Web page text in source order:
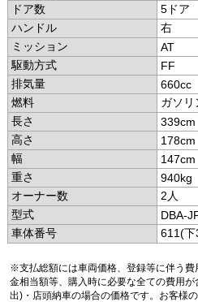
ドア数
5ドア
ハンドル
右
ミッション
AT
駆動方式
FF
排気量
660cc
燃料
ガソリ
長さ
339cm
高さ
178cm
幅
147cm
重さ
940kg
オーナー数
2人
型式
DBA-
車体番号
611(下
※支払総額には車両価格、登録等に伴う
金相当額等、購入時に必要な全ての費用
出)・店頭納車の場合の価格です。お客様